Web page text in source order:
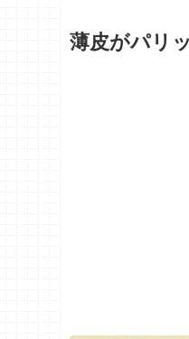
薄皮がパリ